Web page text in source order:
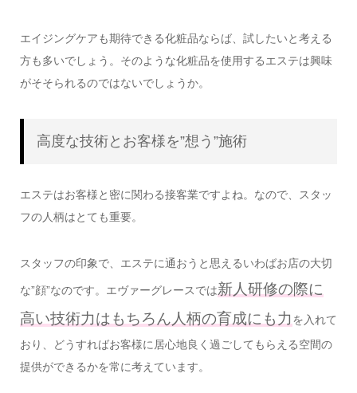
エイジングケアも期待できる化粧品ならば、試したいと考える
方も多いでしょう。そのような化粧品を使用するエステは興味
がそそられるのではないでしょうか。
高度な技術とお客様を”想う”施術
エステはお客様と密に関わる接客業ですよね。なので、スタッ
フの人柄はとても重要。
スタッフの印象で、エステに通おうと思えるいわばお店の大切
な”顔”なのです。エヴァーグレースでは新人研修の際に
高い技術力はもちろん人柄の育成にも力 を入れて
おり、どうすればお客様に居心地良く過ごしてもらえる空間の
提供ができるかを常に考えています。